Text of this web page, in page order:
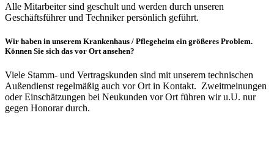
Alle Mitarbeiter sind geschult und werden durch unseren
Geschäftsführer und Techniker persönlich geführt.
Wir haben in unserem Krankenhaus / Pflegeheim ein größeres Problem.
Können Sie sich das vor Ort ansehen?
Viele Stamm- und Vertragskunden sind mit unserem technischen
Außendienst regelmäßig auch vor Ort in Kontakt. Zweitmeinungen
oder Einschätzungen bei Neukunden vor Ort führen wir u.U. nur
gegen Honorar durch.